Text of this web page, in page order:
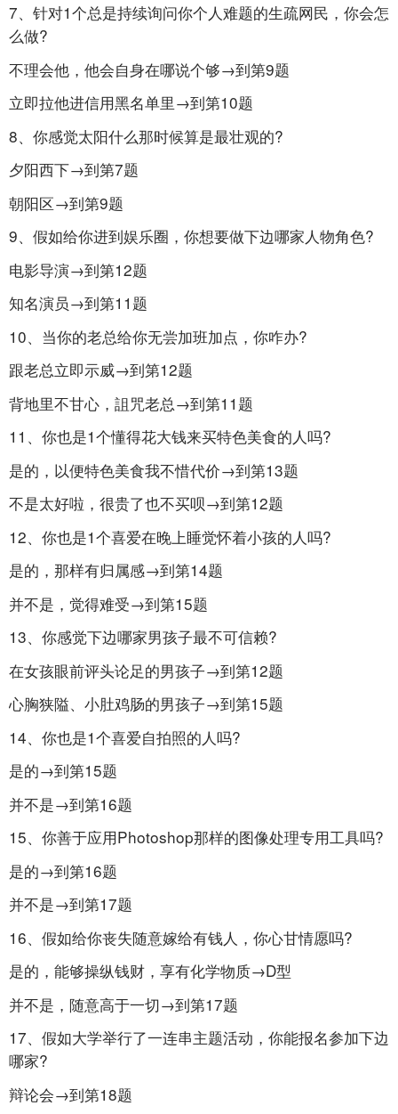
7、针对1个总是持续询问你个人难题的生疏网民，你会怎
么做?
不理会他，他会自身在哪说个够→到第9题
立即拉他进信用黑名单里→到第10题
8、你感觉太阳什么那时候算是最壮观的?
夕阳西下→到第7题
朝阳区→到第9题
9、假如给你进到娱乐圈，你想要做下边哪家人物角色?
电影导演→到第12题
知名演员→到第11题
10、当你的老总给你无尝加班加点，你咋办?
跟老总立即示威→到第12题
背地里不甘心，詛咒老总→到第11题
11、你也是1个懂得花大钱来买特色美食的人吗?
是的，以便特色美食我不惜代价→到第13题
不是太好啦，很贵了也不买呗→到第12题
12、你也是1个喜爱在晚上睡觉怀着小孩的人吗?
是的，那样有归属感→到第14题
并不是，觉得难受→到第15题
13、你感觉下边哪家男孩子最不可信赖?
在女孩眼前评头论足的男孩子→到第12题
心胸狭隘、小肚鸡肠的男孩子→到第15题
14、你也是1个喜爱自拍照的人吗?
是的→到第15题
并不是→到第16题
15、你善于应用Photoshop那样的图像处理专用工具吗?
是的→到第16题
并不是→到第17题
16、假如给你丧失随意嫁给有钱人，你心甘情愿吗?
是的，能够操纵钱财，享有化学物质→D型
并不是，随意高于一切→到第17题
17、假如大学举行了一连串主题活动，你能报名参加下边
哪家?
辩论会→到第18题